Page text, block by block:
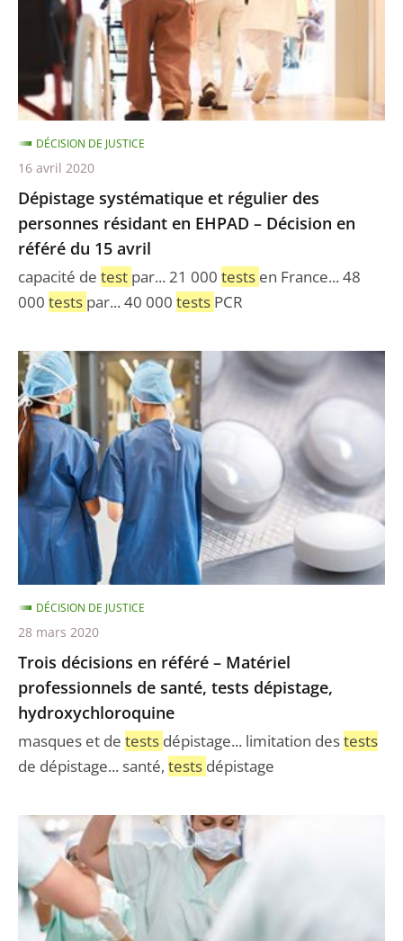
personnes
résidant
EHPAD
–
Décision
en
référé
du
15
avril
Dépistage systématique et régulier des
personnes résidant en EHPAD – Décision en
référé du 15 avril
capacité de test par... 21 000 tests en France... 48
000 tests par... 40 000 tests PCR
DÉCISION DE JUSTICE
16 avril 2020
Trois
décisions
en
référé
–
Matériel
professionnels
de
santé,
tests
dépistage,
hydroxychloroquine
Trois décisions en référé – Matériel
professionnels de santé, tests dépistage,
hydroxychloroquine
masques et de tests dépistage... limitation destests
de dépistage... santé, tests dépistage
DÉCISION DE JUSTICE
28 mars 2020
Accès
soins
des
personnes